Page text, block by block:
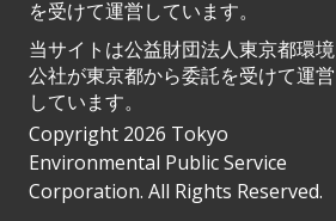
を受けて運営しています。
当サイトは公益財団法人東京都環境
公社が東京都から委託を受けて運営
しています。
Copyright 2026 Tokyo
Environmental Public Service
Corporation. All Rights Reserved.